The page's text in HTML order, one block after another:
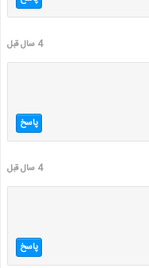
4 سال قبل
پاسخ
4 سال قبل
پاسخ